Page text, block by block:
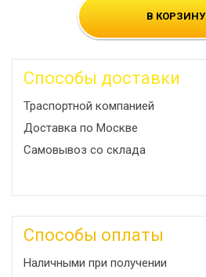
В КОРЗИНУ
Способы доставки
Траспортной компанией
Доставка по Москве
Самовывоз со склада
Способы оплаты
Наличными при получении